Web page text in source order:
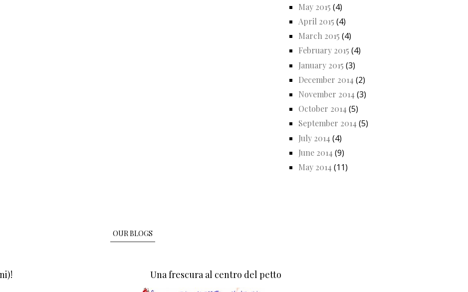
May 2015 (4)
April 2015 (4)
March 2015 (4)
February 2015 (4)
January 2015 (3)
December 2014 (2)
November 2014 (3)
October 2014 (5)
September 2014 (5)
July 2014 (4)
June 2014 (9)
May 2014 (11)
OUR BLOGS
Una frescura al centro del petto